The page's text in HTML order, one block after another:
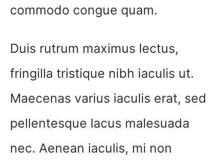
commodo congue quam.
Duis rutrum maximus lectus,
fringilla tristique nibh iaculis ut.
Maecenas varius iaculis erat, sed
pellentesque lacus malesuada
nec. Aenean iaculis, mi non